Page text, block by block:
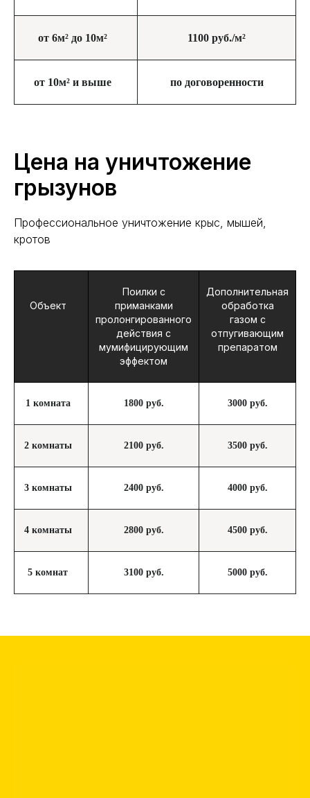
от 6м² до 10м² 1100 руб./м²
от 10м² и выше по договоренности
Цена на уничтожение
грызунов
Профессиональное уничтожение крыс, мышей,
кротов
Объект
Поилки с
приманками
пролонгированного
действия с
мумифицирующим
эффектом
Дополнительная
обработка
газом с
отпугивающим
препаратом
1 комната 1800 руб. 3000 руб.
2 комнаты 2100 руб. 3500 руб.
3 комнаты 2400 руб. 4000 руб.
4 комнаты 2800 руб. 4500 руб.
5 комнат 3100 руб. 5000 руб.